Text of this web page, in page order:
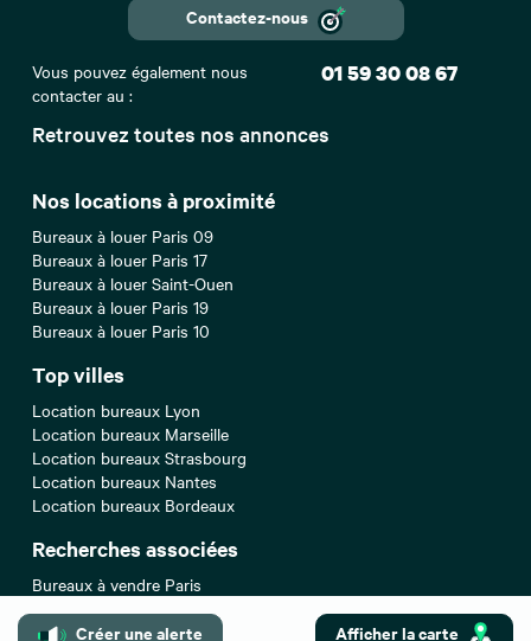
Créer une alerte Afficher la carte
Retrouvez toutes nos annonces
Nos locations à proximité
Bureaux à louer Paris 09
Bureaux à louer Paris 17
Bureaux à louer Saint-Ouen
Bureaux à louer Paris 19
Bureaux à louer Paris 10
Top villes
Location bureaux Lyon
Location bureaux Marseille
Location bureaux Strasbourg
Location bureaux Nantes
Location bureaux Bordeaux
Recherches associées
Bureaux à vendre Paris
Entrepôts/Locaux d'activités à vendre Paris
Contactez-nous
Vous pouvez également nous
contacter au :
01 59 30 08 67